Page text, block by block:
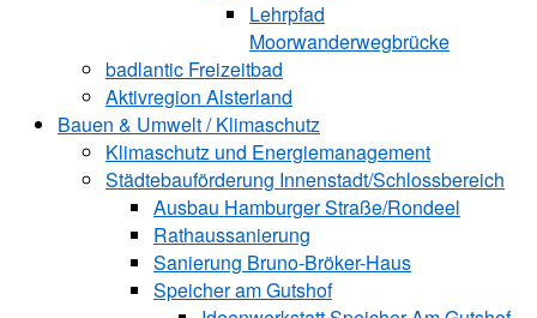
Lehrpfad
Moorwanderwegbrücke
badlantic Freizeitbad
Aktivregion Alsterland
Bauen & Umwelt / Klimaschutz
­Klimaschutz und ­­Energiemanagement
Städtebauförderung Innenstadt/Schlossbereich
Ausbau Hamburger Straße/Rondeel
Rathaussanierung
Sanierung Bruno-Bröker-Haus
Speicher am Gutshof